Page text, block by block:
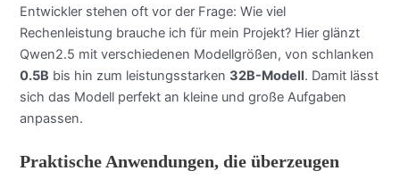
Entwickler stehen oft vor der Frage: Wie viel
Rechenleistung brauche ich für mein Projekt? Hier glänzt
Qwen2.5 mit verschiedenen Modellgrößen, von schlanken
0.5B bis hin zum leistungsstarken 32B-Modell. Damit lässt
sich das Modell perfekt an kleine und große Aufgaben
anpassen.
Praktische Anwendungen, die überzeugen